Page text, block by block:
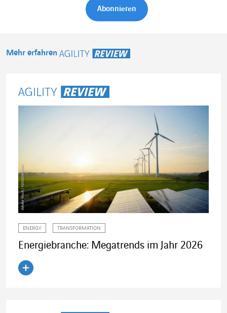
Mehr erfahren
ENERGY TRANSFORMATION
Energiebranche: Megatrends im Jahr 2026